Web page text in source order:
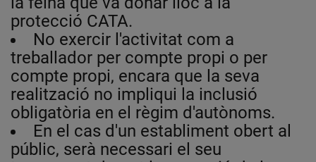
protecció CATA.
No exercir l'activitat com a
treballador per compte propi o per
compte propi, encara que la seva
realització no impliqui la inclusió
obligatòria en el règim d'autònoms.
En el cas d'un establiment obert al
públic, serà necessari el seu